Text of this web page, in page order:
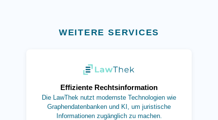
WEITERE SERVICES
Effiziente Rechtsinformation
Die LawThek nutzt modernste Technologien wie
Graphendatenbanken und KI, um juristische
Informationen zugänglich zu machen.
(öffnet in neuem Tab)